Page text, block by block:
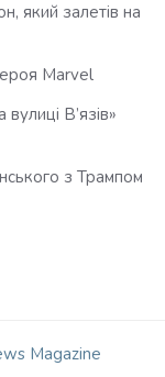
який залетів на
Marvel
В’язів»
з Трампом
Magazine